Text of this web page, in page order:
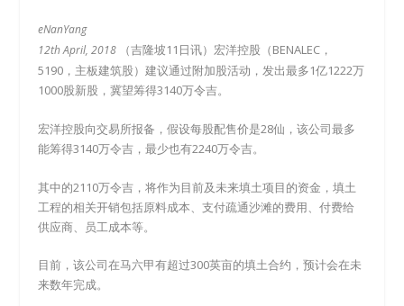
eNanYang
12th April, 2018 （吉隆坡11日讯）宏洋控股（BENALEC，
5190，主板建筑股）建议通过附加股活动，发出最多1亿1222万
1000股新股，冀望筹得3140万令吉。
宏洋控股向交易所报备，假设每股配售价是28仙，该公司最多
能筹得3140万令吉，最少也有2240万令吉。
其中的2110万令吉，将作为目前及未来填土项目的资金，填土
工程的相关开销包括原料成本、支付疏通沙滩的费用、付费给
供应商、员工成本等。
目前，该公司在马六甲有超过300英亩的填土合约，预计会在未
来数年完成。